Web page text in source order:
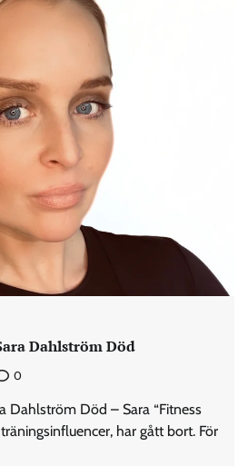
Dahlström Död
0
Dahlström Död – Sara “Fitness
har gått bort. För